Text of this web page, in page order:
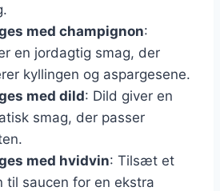
med champignon:
en jordagtig smag, der
kyllingen og aspargesene.
med dild: Dild giver en
smag, der passer
med hvidvin: Tilsæt et
saucen for en ekstra